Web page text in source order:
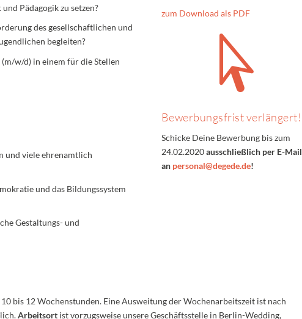
Pädagogik zu setzen?
des gesellschaftlichen und
begleiten?
w/d) in einem für die Stellen
und viele ehrenamtlich
und das Bildungssystem
Gestaltungs- und
zum Download als PDF

Bewerbungsfrist verlängert!
Schicke Deine Bewerbung bis zum
24.02.2020ausschließlich per E-Mail
an personal@degede.de!
bis 12 Wochenstunden. Eine Ausweitung der Wochenarbeitszeit ist nach
Arbeitsort ist vorzugsweise unsere Geschäftsstelle in Berlin-Wedding,